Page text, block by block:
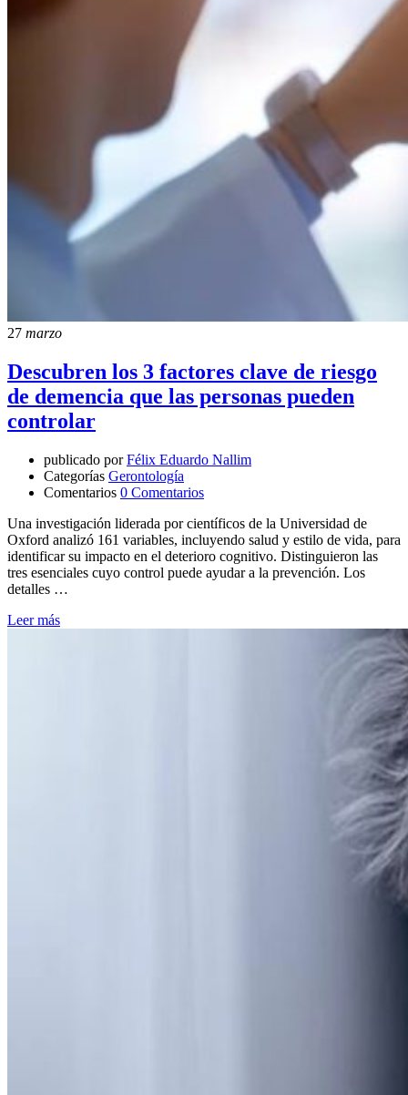
27 marzo
Descubren los 3 factores clave de riesgo
de demencia que las personas pueden
controlar
publicado por Félix Eduardo Nallim
Categorías Gerontología
Comentarios 0 Comentarios
Una investigación liderada por científicos de la Universidad de
Oxford analizó 161 variables, incluyendo salud y estilo de vida, para
identificar su impacto en el deterioro cognitivo. Distinguieron las
tres esenciales cuyo control puede ayudar a la prevención. Los
detalles …
Leer más